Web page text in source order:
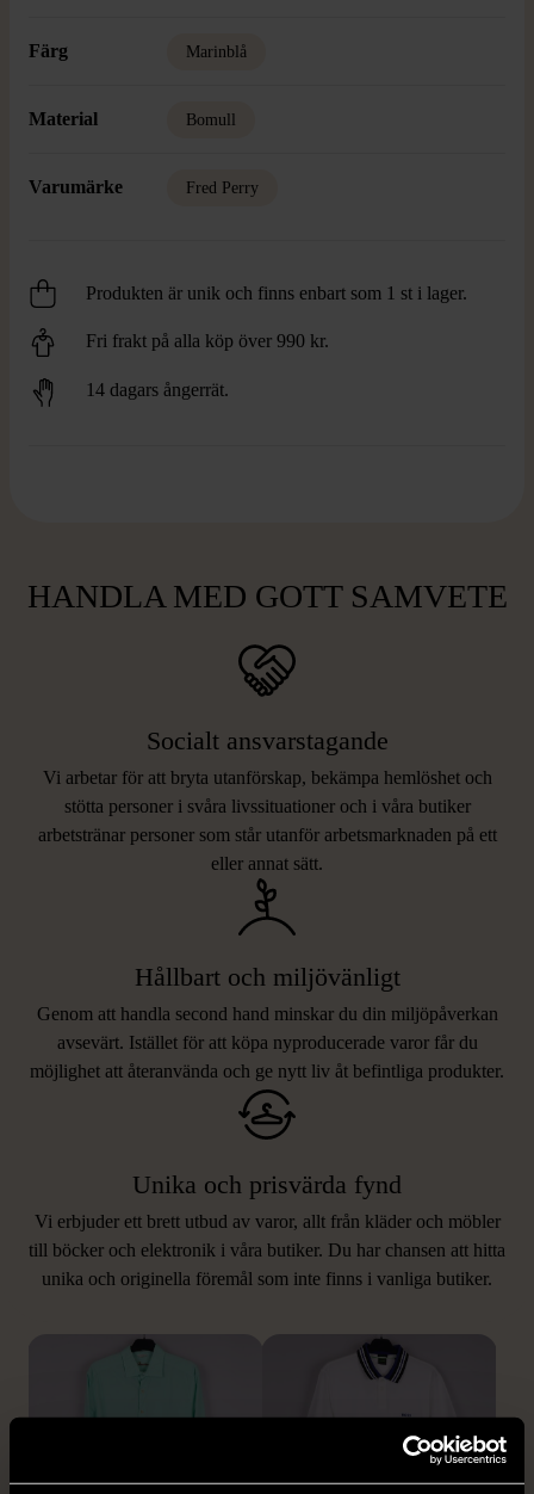
Färg Marinblå
Material Bomull
Varumärke Fred Perry
Produkten är unik och finns enbart som 1 st i lager.
Fri frakt på alla köp över 990 kr.
14 dagars ångerrät.
HANDLA MED GOTT SAMVETE
Socialt ansvarstagande
Vi arbetar för att bryta utanförskap, bekämpa hemlöshet och
stötta personer i svåra livssituationer och i våra butiker
arbetstränar personer som står utanför arbetsmarknaden på ett
eller annat sätt.
Hållbart och miljövänligt
Genom att handla second hand minskar du din miljöpåverkan
avsevärt. Istället för att köpa nyproducerade varor får du
möjlighet att återanvända och ge nytt liv åt befintliga produkter.
Unika och prisvärda fynd
Vi erbjuder ett brett utbud av varor, allt från kläder och möbler
till böcker och elektronik i våra butiker. Du har chansen att hitta
unika och originella föremål som inte finns i vanliga butiker.
LIKNANDE PRODUKTER
Hitta produkter som påminner om denna